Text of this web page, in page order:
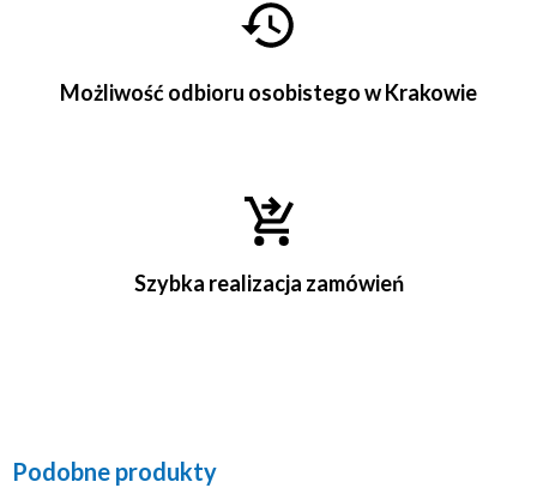
Możliwość odbioru osobistego w Krakowie
Szybka realizacja zamówień
Podobne produkty